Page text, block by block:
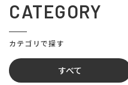
CATEGORY
カテゴリで探す
すべて